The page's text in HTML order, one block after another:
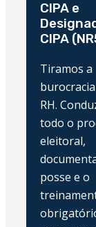
CIPA e
CIPA
Tiramos a
RH.
todo o
eleitoral,
posse e o